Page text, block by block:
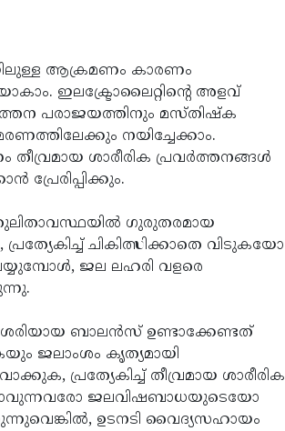
ആക്രമണം കാരണം
ഇലക്ട്രോലൈറ്റിന്റെ അളവ്
പരാജയത്തിനും മസ്തിഷ്ക
നയിച്ചേക്കാം.
ശാരീരിക പ്രവർത്തനങ്ങൾ
പ്രേരിപ്പിക്കും.
ഗുരുതരമായ
ചികിത്സിക്കാതെ വിടുകയോ
ജല ലഹരി വളരെ
ശരിയായ ബാലൻസ് ഉണ്ടാക്കേണ്ടത്
ജലാംശം കൃത്യമായി
പ്രത്യേകിച്ച് തീവ്രമായ ശാരീരിക
ജലവിഷബാധയുടെയോ
ഉടനടി വൈദ്യസഹായം